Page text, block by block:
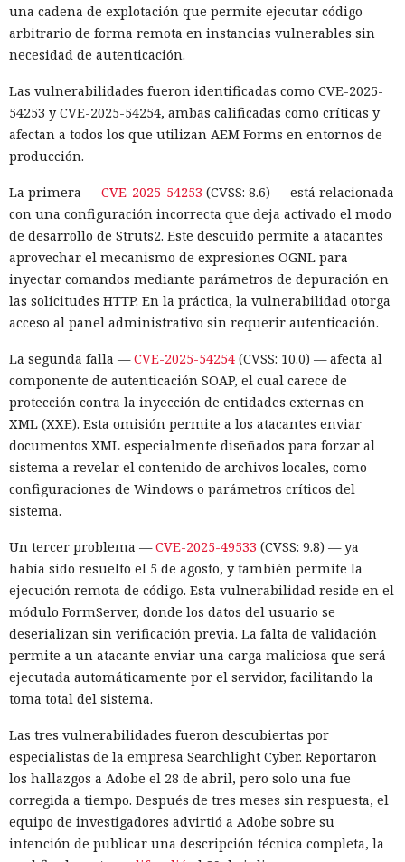
una cadena de explotación que permite ejecutar código
arbitrario de forma remota en instancias vulnerables sin
necesidad de autenticación.
Las vulnerabilidades fueron identificadas como CVE-2025-
54253 y CVE-2025-54254, ambas calificadas como críticas y
afectan a todos los que utilizan AEM Forms en entornos de
producción.
La primera —CVE-2025-54253 (CVSS: 8.6) — está relacionada
con una configuración incorrecta que deja activado el modo
de desarrollo de Struts2. Este descuido permite a atacantes
aprovechar el mecanismo de expresiones OGNL para
inyectar comandos mediante parámetros de depuración en
las solicitudes HTTP. En la práctica, la vulnerabilidad otorga
acceso al panel administrativo sin requerir autenticación.
La segunda falla —CVE-2025-54254 (CVSS: 10.0) — afecta al
componente de autenticación SOAP, el cual carece de
protección contra la inyección de entidades externas en
XML (XXE). Esta omisión permite a los atacantes enviar
documentos XML especialmente diseñados para forzar al
sistema a revelar el contenido de archivos locales, como
configuraciones de Windows o parámetros críticos del
sistema.
Un tercer problema —CVE-2025-49533 (CVSS: 9.8) — ya
había sido resuelto el 5 de agosto, y también permite la
ejecución remota de código. Esta vulnerabilidad reside en el
módulo FormServer, donde los datos del usuario se
deserializan sin verificación previa. La falta de validación
permite a un atacante enviar una carga maliciosa que será
ejecutada automáticamente por el servidor, facilitando la
toma total del sistema.
Las tres vulnerabilidades fueron descubiertas por
especialistas de la empresa Searchlight Cyber. Reportaron
los hallazgos a Adobe el 28 de abril, pero solo una fue
corregida a tiempo. Después de tres meses sin respuesta, el
equipo de investigadores advirtió a Adobe sobre su
intención de publicar una descripción técnica completa, la